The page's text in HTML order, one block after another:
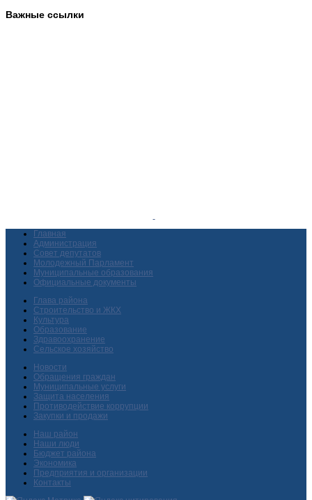
Важные ссылки
Главная
Администрация
Совет депутатов
Молодежный Парламент
Муниципальные образования
Официальные документы
Глава района
Строительство и ЖКХ
Культура
Образование
Здравоохранение
Сельское хозяйство
Новости
Обращения граждан
Муниципальные услуги
Защита населения
Противодействие коррупции
Закупки и продажи
Наш район
Наши люди
Бюджет района
Экономика
Предприятия и организации
Контакты